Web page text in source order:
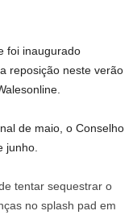
foi inaugurado
reposição neste verão
de maio, o Conselho
junho.